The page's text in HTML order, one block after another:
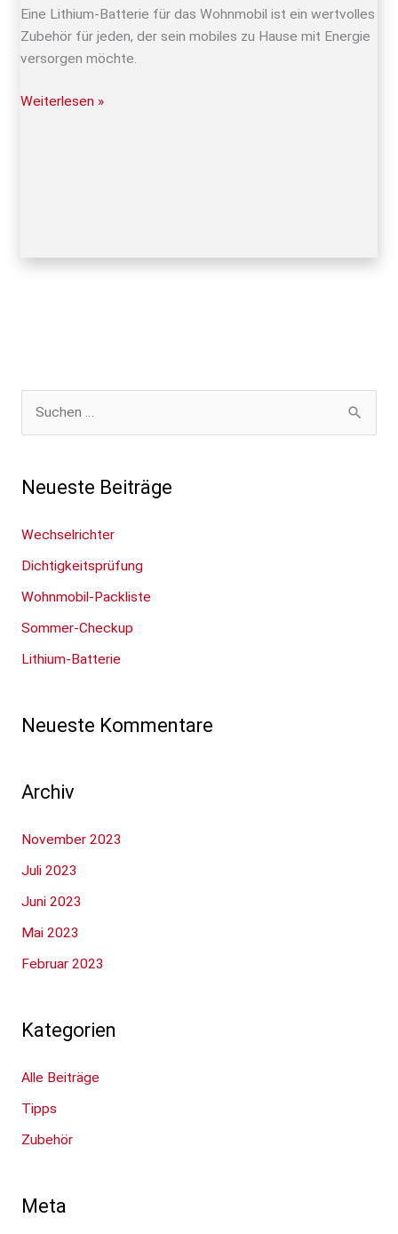
Eine Lithium-Batterie für das Wohnmobil ist ein wertvolles
Zubehör für jeden, der sein mobiles zu Hause mit Energie
versorgen möchte.
Weiterlesen »
h
e
c
h
Neueste Beiträge
Wechselrichter
Dichtigkeitsprüfung
Wohnmobil-Packliste
Sommer-Checkup
Lithium-Batterie
Neueste Kommentare
Archiv
November 2023
Juli 2023
Juni 2023
Mai 2023
Februar 2023
Kategorien
Alle Beiträge
Tipps
Zubehör
Meta